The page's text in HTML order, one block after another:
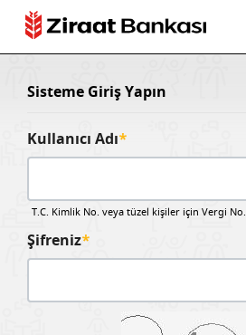
Sisteme Giriş Yapın
Kullanıcı Adı*
T.C. Kimlik No. veya tüzel kişiler için Vergi No.
Şifreniz*